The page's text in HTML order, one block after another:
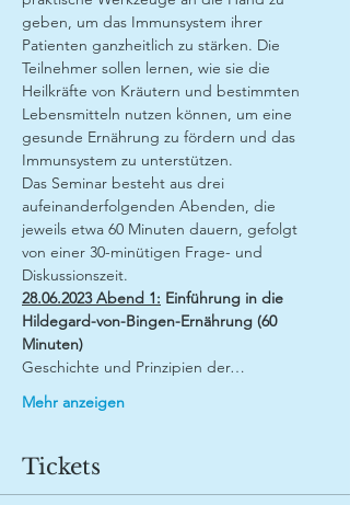
geben, um das Immunsystem ihrer
Patienten ganzheitlich zu stärken. Die
Teilnehmer sollen lernen, wie sie die
Heilkräfte von Kräutern und bestimmten
Lebensmitteln nutzen können, um eine
gesunde Ernährung zu fördern und das
Immunsystem zu unterstützen.
Das Seminar besteht aus drei
aufeinanderfolgenden Abenden, die
jeweils etwa 60 Minuten dauern, gefolgt
von einer 30-minütigen Frage- und
Diskussionszeit.
28.06.2023 Abend 1: Einführung in die
Hildegard-von-Bingen-Ernährung (60
Minuten)
Geschichte und Prinzipien der…
Mehr anzeigen
Tickets